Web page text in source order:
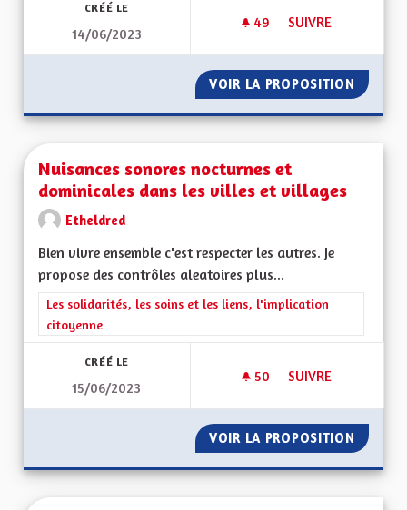
CRÉÉ LE
14/06/2023
49 49 ABONNÉS
SUIVRE
VOIR LA PROPOSITION
Nuisances sonores nocturnes et
dominicales dans les villes et villages
Etheldred
Bien vivre ensemble c'est respecter les autres. Je
propose des contrôles aleatoires plus...
Filtrer les résultats de la catégorie : Les solidarités, les soins
Les solidarités, les soins et les liens, l'implication
citoyenne
CRÉÉ LE
15/06/2023
50 50 ABONNÉS
SUIVRE
VOIR LA PROPOSITION